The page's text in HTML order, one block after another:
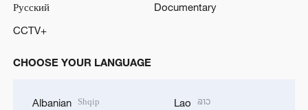
Русский
Documentary
CCTV+
CHOOSE YOUR LANGUAGE
Albanian Shqip Lao ລາວ